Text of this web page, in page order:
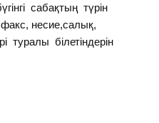
сабақтың түрін
несие,салық,
туралы білетіндерін